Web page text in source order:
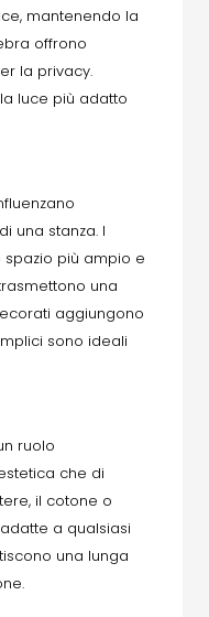
mantenendo la
offrono
la privacy.
luce più adatto
una stanza. I
più ampio e
una
aggiungono
sono ideali
ruolo
che di
il cotone o
a qualsiasi
una lunga